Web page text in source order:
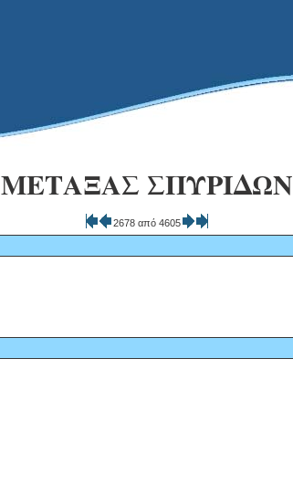
ΜΕΤΑΞΑΣ ΣΠΥΡΙΔΩΝ
2678 από 4605